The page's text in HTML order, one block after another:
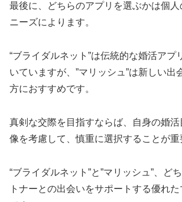
最後に、どちらのアプリを選ぶかは個
ニーズによります。
“ブライダルネット”は伝統的な婚活アプ
いていますが、”マリッシュ”は新しい出
方におすすめです。
真剣な交際を目指すならば、自身の婚
像を考慮して、慎重に選択することが重
“ブライダルネット”と”マリッシュ”、ど
トナーとの出会いをサポートする優れ